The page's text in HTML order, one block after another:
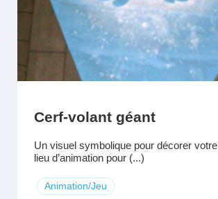
Cerf-volant géant
Un visuel symbolique pour décorer
lieu d’animation pour (...)
Animation/Jeu